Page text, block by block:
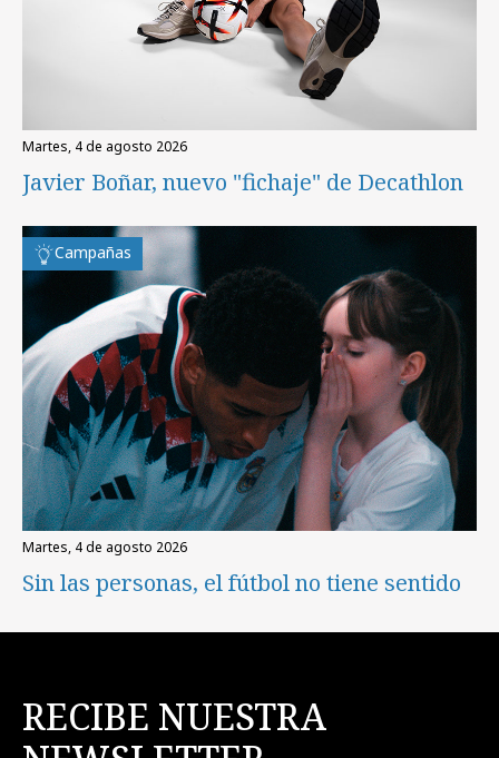
martes, 4 de agosto 2026
Javier Boñar, nuevo "fichaje" de Decathlon
Campañas
martes, 4 de agosto 2026
Sin las personas, el fútbol no tiene sentido
RECIBE NUESTRA